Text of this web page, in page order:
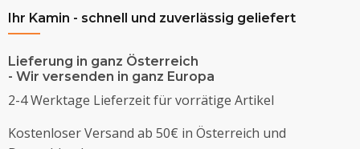
Ihr Kamin - schnell und zuverlässig geliefert
Lieferung in ganz Österreich
- Wir versenden in ganz Europa
2-4 Werktage Lieferzeit für vorrätige Artikel
Kostenloser Versand ab 50€ in Österreich und